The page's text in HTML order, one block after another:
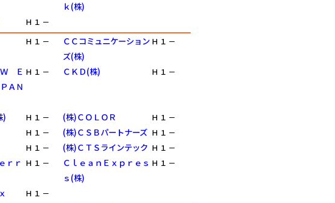
ｋ(株)
Ｈ １ －
Ｈ １ －
ＣＣコミュニケーション
ズ(株)
Ｈ １ －
Ｗ Ｅ
ＡＮ
Ｈ １ － ＣＫＤ(株) Ｈ １ －
) Ｈ １ － (株)ＣＯＬＯＲ Ｈ １ －
Ｈ １ － (株)ＣＳＢパートナーズ Ｈ １ －
Ｈ １ － (株)ＣＴＳラインテック Ｈ １ －
ｒｒ Ｈ １ －
ＣｌｅａｎＥｘｐｒｅｓ
ｓ(株)
Ｈ １ －
Ｈ １ －